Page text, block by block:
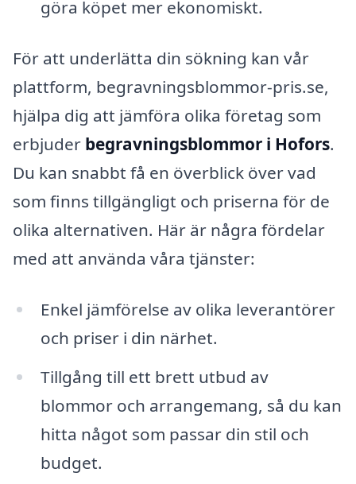
göra köpet mer ekonomiskt.
För att underlätta din sökning kan vår
plattform, begravningsblommor-pris.se,
hjälpa dig att jämföra olika företag som
erbjuder begravningsblommor i Hofors.
Du kan snabbt få en överblick över vad
som finns tillgängligt och priserna för de
olika alternativen. Här är några fördelar
med att använda våra tjänster:
Enkel jämförelse av olika leverantörer
och priser i din närhet.
Tillgång till ett brett utbud av
blommor och arrangemang, så du kan
hitta något som passar din stil och
budget.